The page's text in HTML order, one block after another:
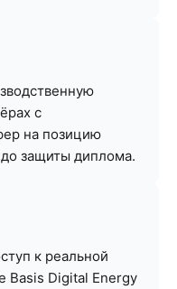
с
на позицию
защиты диплома.
к реальной
Basis Digital Energy